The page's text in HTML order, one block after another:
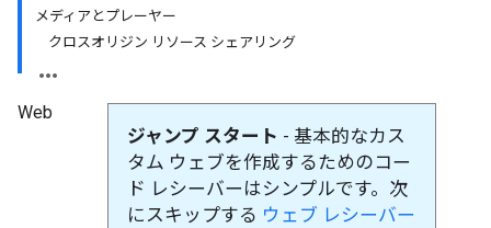
メディアとプレーヤー
クロスオリジン リソース シェアリング
ジャンプ スタート - 基本的なカス
タム ウェブを作成するためのコー
ド レシーバーはシンプルです。次
にスキップする ウェブ レシーバー
Web